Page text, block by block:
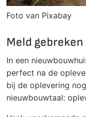
Foto van Pixabay
Meld
In een
perfect na de
bij de oplevering
nieuwbouwtaal: